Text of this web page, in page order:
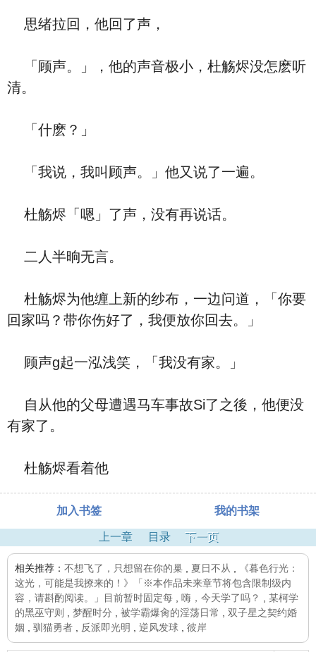
思绪拉回，他回了声，
「顾声。」，他的声音极小，杜觞烬没怎麽听
清。
「什麽？」
「我说，我叫顾声。」他又说了一遍。
杜觞烬「嗯」了声，没有再说话。
二人半晌无言。
杜觞烬为他缠上新的纱布，一边问道，「你要
回家吗？带你伤好了，我便放你回去。」
顾声g起一泓浅笑，「我没有家。」
自从他的父母遭遇马车事故Si了之後，他便没
有家了。
杜觞烬看着他
加入书签 我的书架
上一章 目录 下一页
相关推荐： 不想飞了，只想留在你的巢 夏日不从
《暮色行光：
这光，可能是我撩来的！》「※本作品未来章节将包含限制级内
容，请斟酌阅读。」目前暂时固定每
嗨，今天学了吗？
某柯学
的黑巫守则
梦醒时分 被学霸爆肏的淫荡日常
双子星之契约婚
姻
驯猫勇者 反派即光明 逆风发球 彼岸